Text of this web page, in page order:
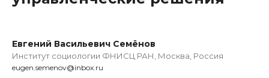
Евгений Васильевич Семёнов
Институт социологии ФНИСЦ РАН, Москва, Россия
eugen.semenov@inbox.ru